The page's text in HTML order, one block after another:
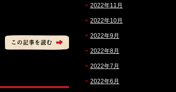
2022年11月
2022年10月
2022年9月
2022年8月
2022年7月
2022年6月